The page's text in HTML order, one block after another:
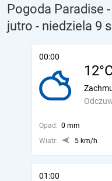
Pogoda Paradise
jutro - niedziela 9
00:00
Opad: 0 mm
Wiatr:
5 km/h
01:00